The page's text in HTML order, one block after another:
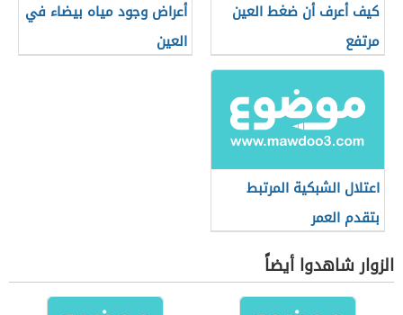
كيف أعرف أن ضغط العين
مرتفع
أعراض وجود مياه بيضاء في
العين
اعتلال الشبكية المرتبط
بتقدم العمر
الزوار شاهدوا أيضاً